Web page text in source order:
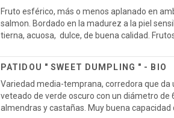
Fruto esférico, más o menos aplanado en
salmon. Bordado en la madurez a la piel
tierna, acuosa, dulce, de buena calidad.
PATIDOU " SWEET DUMPLING " - BIO
Variedad media-temprana, corredora que
veteado de verde oscuro con un diámetro de
almendras y castañas. Muy buena